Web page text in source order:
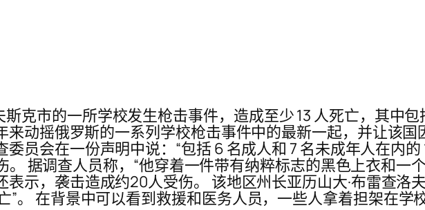
克市的一所学校发生枪击事件，造成至少 13 人死亡，其中包
来动摇俄罗斯的一系列学校枪击事件中的最新一起，并让该
员会在一份声明中说：“包括 6 名成人和 7 名未成年人在内的
。 据调查人员称，“他穿着一件带有纳粹标志的黑色上衣和一
示，袭击造成约20人受伤。 该地区州长亚历山大·布雷查洛
。 在背景中可以看到救援和医务人员，一些人拿着担架在学